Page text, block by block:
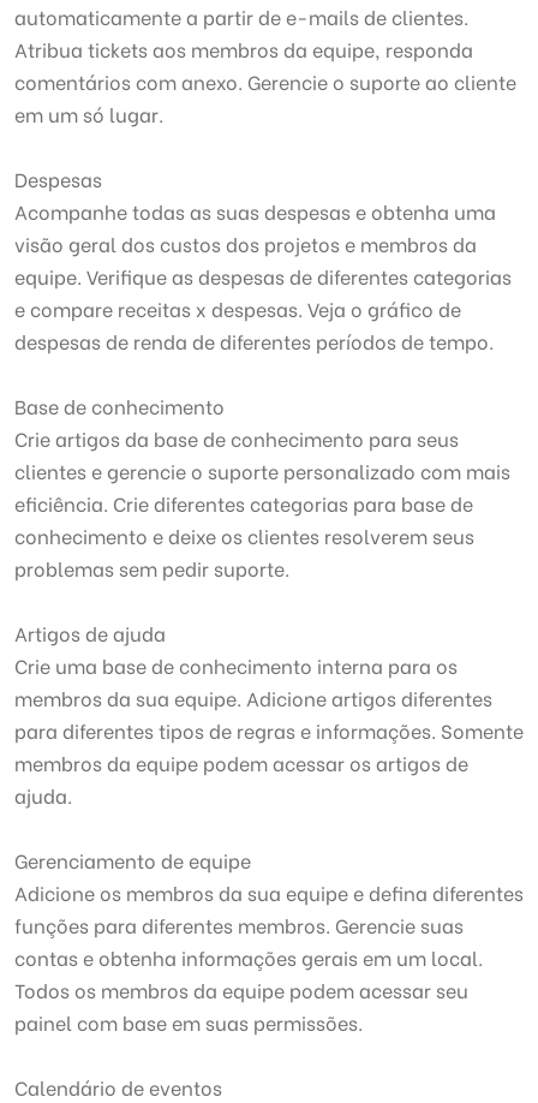
automaticamente a partir de e-mails de clientes.
Atribua tickets aos membros da equipe, responda
comentários com anexo. Gerencie o suporte ao cliente
em um só lugar.
Despesas
Acompanhe todas as suas despesas e obtenha uma
visão geral dos custos dos projetos e membros da
equipe. Verifique as despesas de diferentes categorias
e compare receitas x despesas. Veja o gráfico de
despesas de renda de diferentes períodos de tempo.
Base de conhecimento
Crie artigos da base de conhecimento para seus
clientes e gerencie o suporte personalizado com mais
eficiência. Crie diferentes categorias para base de
conhecimento e deixe os clientes resolverem seus
problemas sem pedir suporte.
Artigos de ajuda
Crie uma base de conhecimento interna para os
membros da sua equipe. Adicione artigos diferentes
para diferentes tipos de regras e informações. Somente
membros da equipe podem acessar os artigos de
ajuda.
Gerenciamento de equipe
Adicione os membros da sua equipe e defina diferentes
funções para diferentes membros. Gerencie suas
contas e obtenha informações gerais em um local.
Todos os membros da equipe podem acessar seu
painel com base em suas permissões.
Calendário de eventos